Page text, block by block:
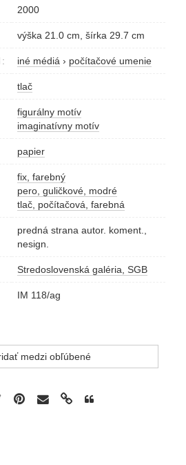
2000
výška 21.0 cm, šírka 29.7 cm
iné médiá › počítačové umenie
tlač
figurálny motív
imaginatívny motív
papier
fix, farebný
pero, guličkové, modré
tlač, počítačová, farebná
predná strana autor. koment.,
nesign.
Stredoslovenská galéria, SGB
IM 118/ag
medzi obľúbené